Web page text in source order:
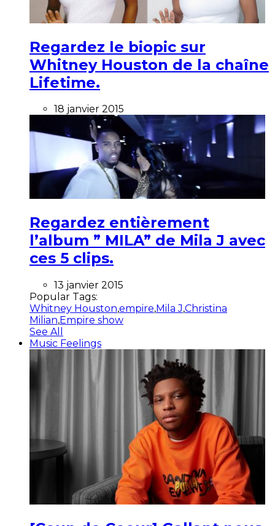
Regardez le biopic sur
Whitney Houston de la chaîne
Lifetime.
18 janvier 2015
Regardez entièrement
l’album ” MILA” de Mila J avec
ces 5 clips.
13 janvier 2015
Popular Tags:
Whitney Houston,empire,Mila J,Christina
Milian,Empire show
See All
Music Feelings